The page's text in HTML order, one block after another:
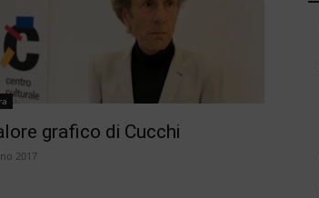
grafico di Cucchi
2017